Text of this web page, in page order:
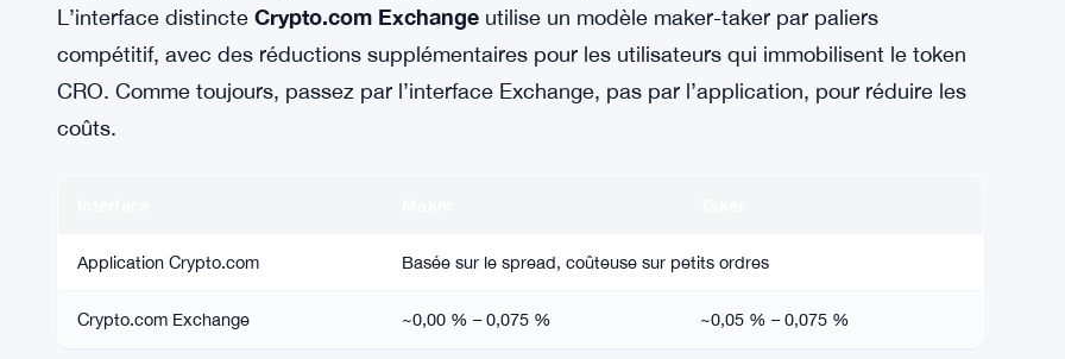
L’interface distincte Crypto.com Exchange utilise un modèle maker-taker par paliers
compétitif, avec des réductions supplémentaires pour les utilisateurs qui immobilisent le token
CRO. Comme toujours, passez par l’interface Exchange, pas par l’application, pour réduire les
coûts.
Application Crypto.com Basée sur le spread, coûteuse sur petits ordres
Crypto.com Exchange ~0,00 % – 0,075 % ~0,05 % – 0,075 %